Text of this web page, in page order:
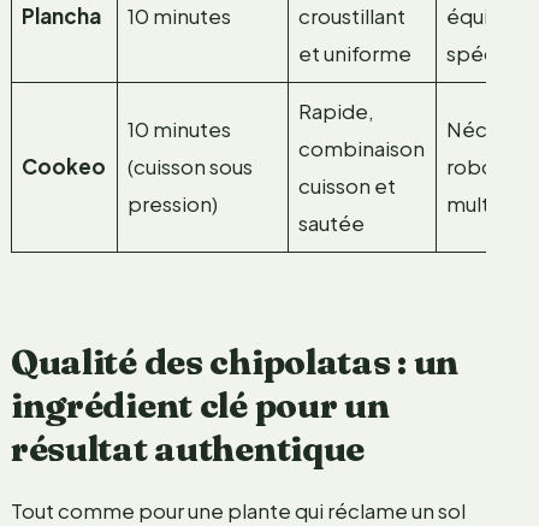
Plancha 10 minutes
croustillant
et uniforme
Cookeo
10 minutes
(cuisson sous
pression)
Rapide,
combinaison
cuisson et
sautée
robot
Qualité des chipolatas : un
ingrédient clé pour un
résultat authentique
Tout comme pour une plante qui réclame un sol